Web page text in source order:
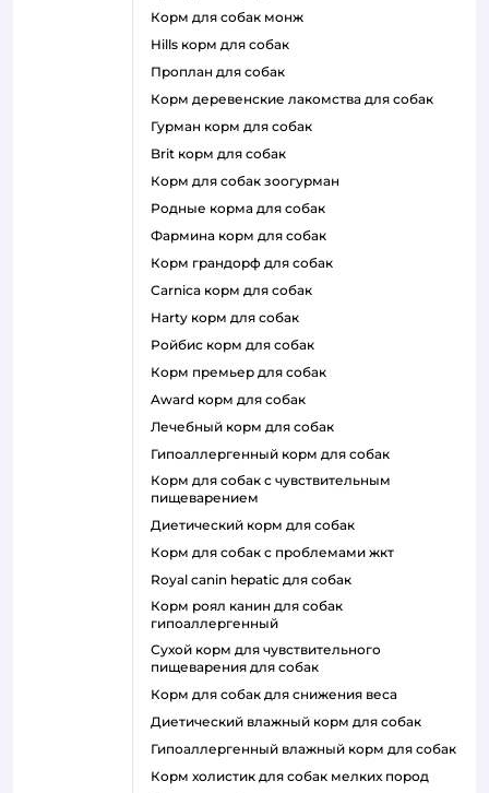
корм для собак монж
hills корм для собак
проплан для собак
корм деревенские лакомства для собак
гурман корм для собак
brit корм для собак
корм для собак зоогурман
родные корма для собак
фармина корм для собак
корм грандорф для собак
carnica корм для собак
harty корм для собак
ройбис корм для собак
корм премьер для собак
award корм для собак
лечебный корм для собак
гипоаллергенный корм для собак
корм для собак с чувствительным
пищеварением
диетический корм для собак
корм для собак с проблемами жкт
royal canin hepatic для собак
корм роял канин для собак
гипоаллергенный
сухой корм для чувствительного
пищеварения для собак
корм для собак для снижения веса
диетический влажный корм для собак
гипоаллергенный влажный корм для собак
корм холистик для собак мелких пород